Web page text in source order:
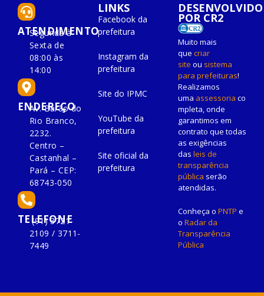
ATENDIMENTO
Segunda à
Sexta de
08:00 às
14:00
ENDEREÇO
Av. Barão do
Rio Branco,
2232.
Centro –
Castanhal –
Pará – CEP:
68743-050
TELEFONE
(91) 3721-
2109 / 3711-
7449
LINKS
Facebook da
prefeitura
Instagram da
prefeitura
Site do IPMC
YouTube da
prefeitura
Site oficial da
prefeitura
DESENVOLVIDO
POR CR2
Muito mais
que criar
site ou sistema
para prefeituras!
Realizamos
uma assessoria co
mpleta, onde
garantimos em
contrato que todas
as exigências
das leis de
transparência
pública serão
atendidas.
Conheça o PNTP e
o Radar da
Transparência
Pública